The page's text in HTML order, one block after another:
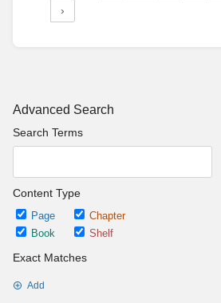
Advanced Search
Search Terms
Content Type
Page
Chapter
Book
Shelf
Exact Matches
Add
›